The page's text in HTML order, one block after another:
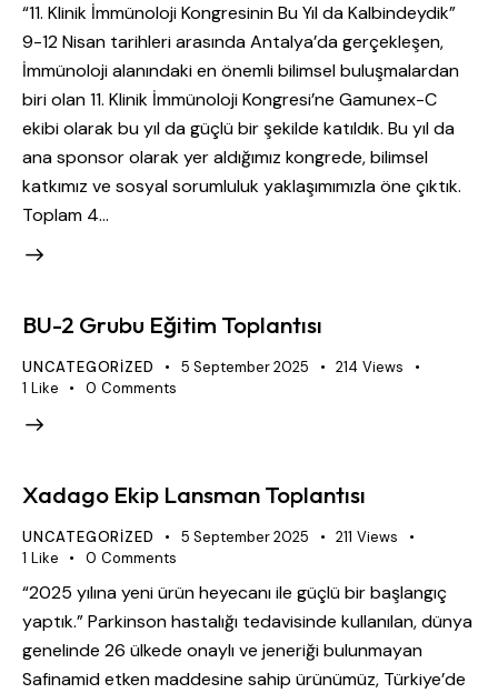
“11. Klinik İmmünoloji Kongresinin Bu Yıl da Kalbindeydik”
9-12 Nisan tarihleri arasında Antalya’da gerçekleşen,
İmmünoloji alanındaki en önemli bilimsel buluşmalardan
biri olan 11. Klinik İmmünoloji Kongresi’ne Gamunex-C
ekibi olarak bu yıl da güçlü bir şekilde katıldık. Bu yıl da
ana sponsor olarak yer aldığımız kongrede, bilimsel
katkımız ve sosyal sorumluluk yaklaşımımızla öne çıktık.
Toplam 4…
BU-2 Grubu Eğitim Toplantısı
UNCATEGORIZED 5 September 2025 214 Views
1 Like 0 Comments
Xadago Ekip Lansman Toplantısı
UNCATEGORIZED 5 September 2025 211 Views
1 Like 0 Comments
“2025 yılına yeni ürün heyecanı ile güçlü bir başlangıç
yaptık.” Parkinson hastalığı tedavisinde kullanılan, dünya
genelinde 26 ülkede onaylı ve jeneriği bulunmayan
Safinamid etken maddesine sahip ürünümüz, Türkiye’de